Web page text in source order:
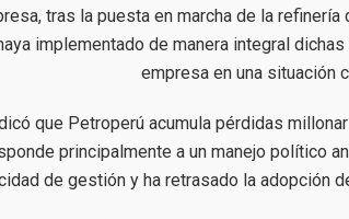
tras la puesta en marcha de la
implementado de manera integral
empresa en una situación
que Petroperú acumula pérdidas
principalmente a un manejo político
de gestión y ha retrasado la adopción